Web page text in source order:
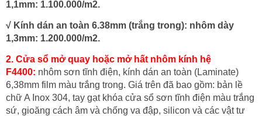
1,1mm: 1.100.000/m2.
√ Kính dán an toàn 6.38mm (trắng trong): nhôm dày
1,3mm: 1.200.000/m2.
2. Cửa sổ mở quay hoặc mở hất nhôm kính hệ
F4400: nhôm sơn tĩnh điện, kính dán an toàn (Laminate)
6,38mm film màu trắng trong. Giá trên đã bao gồm: bản lề
chữ A Inox 304, tay gạt khóa cửa sổ sơn tĩnh điện màu trắng
sứ, gioăng cách âm và chống va đập, silicon và các vật tư